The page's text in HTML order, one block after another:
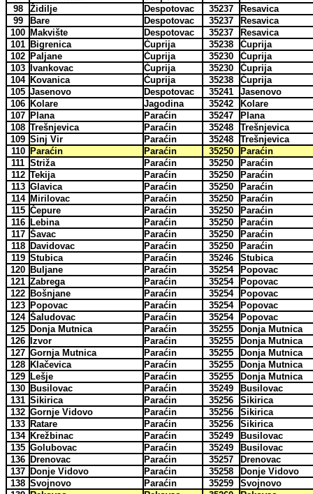
98
Židilje Despotovac 35237
Resavica
99
Bare Despotovac 35237
Resavica
100 Makvište Despotovac 35237
Resavica
101 Bigrenica Ćuprija 35238
Ćuprija
102 Paljane Ćuprija 35230
Ćuprija
103
Ivankovac Ćuprija 35230
Ćuprija
104 Kovanica Ćuprija 35238
Ćuprija
105 Jasenovo Despotovac 35241
Jasenovo
106 Kolare Jagodina 35242
Kolare
107 Plana Paraćin 35247
Plana
108 Trešnjevica Paraćin 35248
Trešnjevica
109 Sinj Vir Paraćin 35248
Trešnjevica
110
Paraćin Paraćin 35250
Paraćin
111 Striža Paraćin 35250
Paraćin
112 Tekija Paraćin 35250
Paraćin
113 Glavica Paraćin 35250
Paraćin
114
Mirilovac Paraćin 35250
Paraćin
115 Čepure Paraćin 35250
Paraćin
116
Lebina Paraćin 35250
Paraćin
117 Šavac Paraćin 35250
Paraćin
118
Davidovac Paraćin 35250
Paraćin
119 Stubica Paraćin 35246
Stubica
120 Buljane Paraćin 35254
Popovac
121 Zabrega Paraćin 35254
Popovac
122 Bošnjane Paraćin 35254
Popovac
123 Popovac Paraćin 35254
Popovac
124 Šaludovac Paraćin 35254
Popovac
125 Donja Mutnica Paraćin 35255
Donja Mutnica
126
Izvor Paraćin 35255
Donja Mutnica
127 Gornja Mutnica Paraćin 35255
Donja Mutnica
128 Klačevica Paraćin 35255
Donja Mutnica
129 Lešje Paraćin 35255
Donja Mutnica
130 Busilovac Paraćin 35249
Busilovac
131 Sikirica Paraćin 35256
Sikirica
132 Gornje Vidovo Paraćin 35256
Sikirica
133 Ratare Paraćin 35256
Sikirica
134 Krežbinac Paraćin 35249
Busilovac
135 Golubovac Paraćin 35249
Busilovac
136 Drenovac Paraćin 35257
Drenovac
137 Donje Vidovo Paraćin 35258
Donje Vidovo
138 Svojnovo Paraćin 35259
Svojnovo